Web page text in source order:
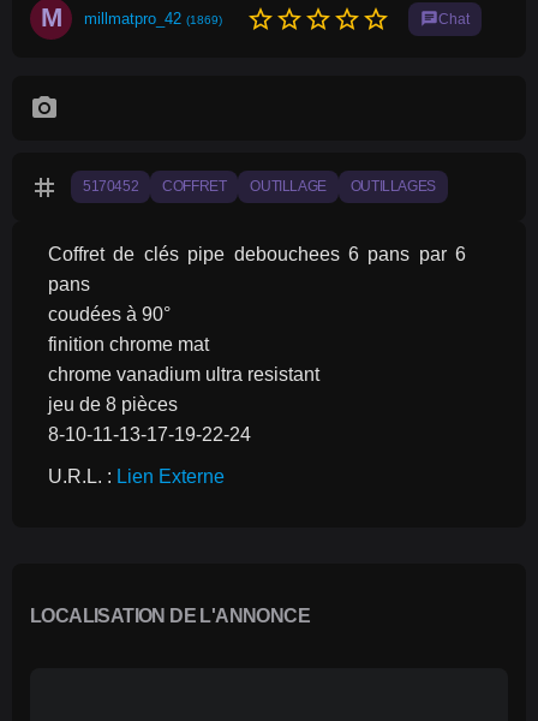
M millmatpro_42 (1869) star_borderstar_borderstar_borderstar_borderstar_border chatChat
photo_camera
tag 5170452 COFFRET OUTILLAGE OUTILLAGES
Coffret de clés pipe debouchees 6 pans par 6
pans
coudées à 90°
finition chrome mat
chrome vanadium ultra resistant
jeu de 8 pièces
8-10-11-13-17-19-22-24
U.R.L. : Lien Externe
LOCALISATION DE L'ANNONCE